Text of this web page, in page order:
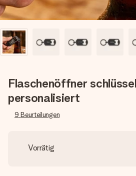
Flaschenöffner
personalisiert
9 Beurteilungen
Vorrätig